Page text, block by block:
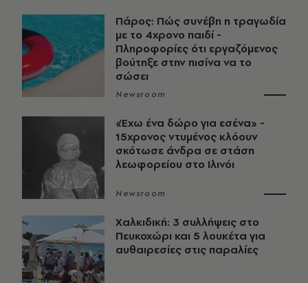
Πάρος: Πώς συνέβη η τραγωδία
με το 4χρονο παιδί -
Πληροφορίες ότι εργαζόμενος
βούτηξε στην πισίνα να το
σώσει
Newsroom
«Έχω ένα δώρο για εσένα» -
15χρονος ντυμένος κλόουν
σκότωσε άνδρα σε στάση
λεωφορείου στο Ιλινόι
Newsroom
Χαλκιδική: 3 συλλήψεις στο
Πευκοχώρι και 5 λουκέτα για
αυθαιρεσίες στις παραλίες